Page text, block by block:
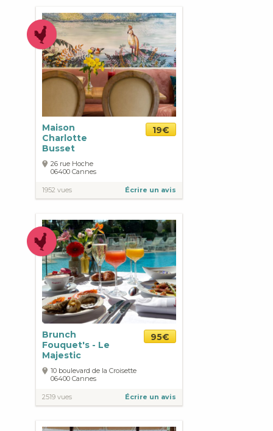
Maison
Charlotte
Busset
19€
26 rue Hoche
06400 Cannes
1952 vues Écrire un avis
Brunch
Fouquet's - Le
Majestic
95€
10 boulevard de la Croisette
06400 Cannes
2519 vues Écrire un avis